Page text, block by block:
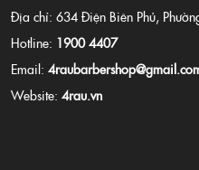
Địa chỉ: 634 Điện Biên Phủ,
Hotline: 1900 4407
Email:
Website: 4rau.vn